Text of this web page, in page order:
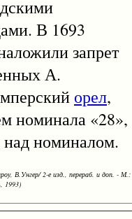
В 1693
запрет
А.
орел,
номинала «28»,
над номиналом.
В.Унгер/ 2-е изд., перераб. и доп. - М.:
1993)